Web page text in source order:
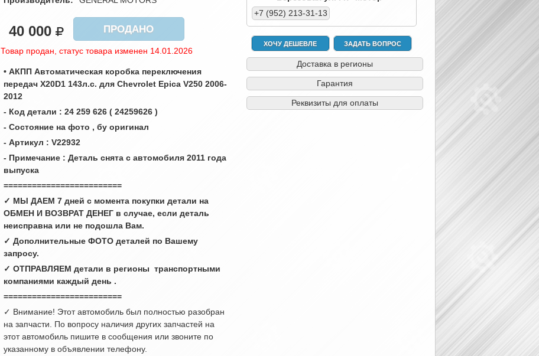
40 000 ПРОДАНО
Товар продан, статус товара изменен 14.01.2026
• АКПП Автоматическая коробка переключения
передач X20D1 143л.с. для Chevrolet Epica V250 2006-
2012
- Код детали : 24 259 626 ( 24259626 )
- Состояние на фото , бу оригинал
- Артикул : V22932
- Примечание : Деталь снята с автомобиля 2011 года
выпуска
=========================
✓ МЫ ДАЕМ 7 дней с момента покупки детали на
ОБМЕН И ВОЗВРАТ ДЕНЕГ в случае, если деталь
неисправна или не подошла Вам.
✓ Дополнительные ФОТО деталей по Вашему
запросу.
✓ ОТПРАВЛЯЕМ детали в регионы транспортными
компаниями каждый день .
=========================
✓ Внимание! Этот автомобиль был полностью разобран
на запчасти. По вопросу наличия других запчастей на
этот автомобиль пишите в сообщения или звоните по
указанному в объявлении телефону.
+7 (952) 213-31-13
ХОЧУ ДЕШЕВЛЕ ЗАДАТЬ ВОПРОС
Доставка в регионы
Гарантия
Реквизиты для оплаты